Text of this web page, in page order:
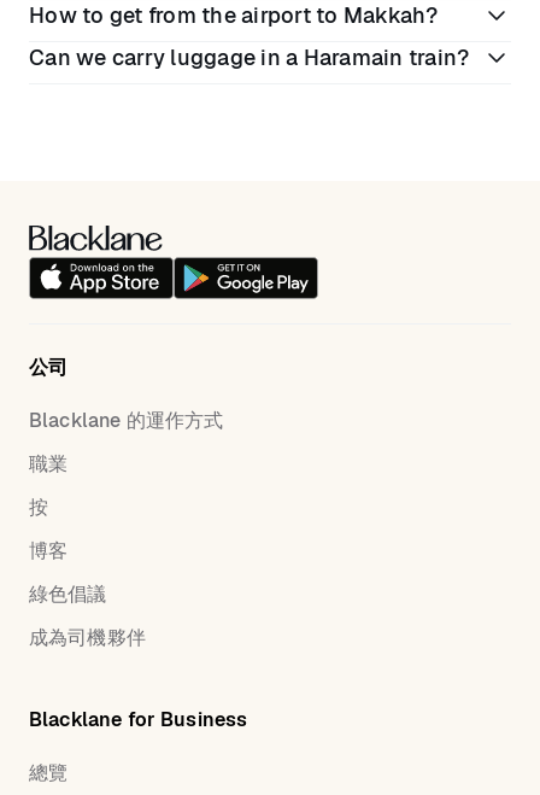
Air passengers fly into Jeddah King Abdulaziz
International Airport for Mecca. In fact, Terminal 4 of
How to get from the airport to Makkah?
You can get from Jeddah Airport to Makkah by car in
Can we carry luggage in a Haramain train?
such restrictions, with the Business Van Class in
particular able tofit 8 check-in bags
公司
Blacklane 的運作方式
職業
按
博客
綠色倡議
成為司機夥伴
Blacklane for Business
總覽